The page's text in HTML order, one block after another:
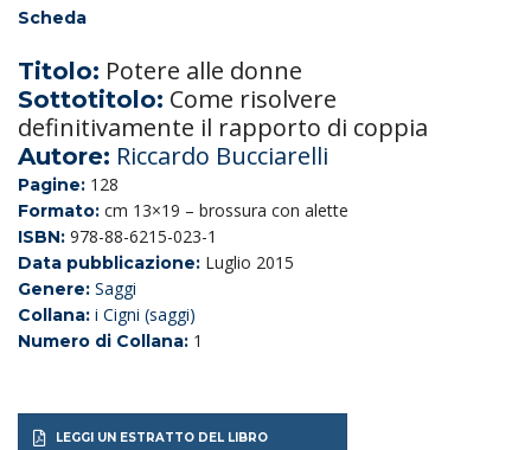
recensioni
era:
€15.00.
è:
€6.90.
Scheda
Titolo: Potere alle donne
Sottotitolo: Come risolvere
definitivamente il rapporto di coppia
Autore: Riccardo Bucciarelli
Pagine: 128
Formato: cm 13×19 – brossura con alette
ISBN: 978-88-6215-023-1
Data pubblicazione: Luglio 2015
Genere: Saggi
Collana: i Cigni (saggi)
Numero di Collana: 1
LEGGI UN ESTRATTO DEL LIBRO